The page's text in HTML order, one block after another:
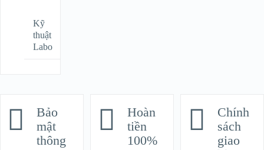
Kỹ
thuật
Labo
Bảo
mật
thông
Hoàn
tiền
100%
Chính
sách
giao